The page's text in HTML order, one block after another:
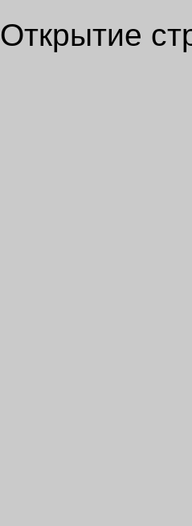
Открытие